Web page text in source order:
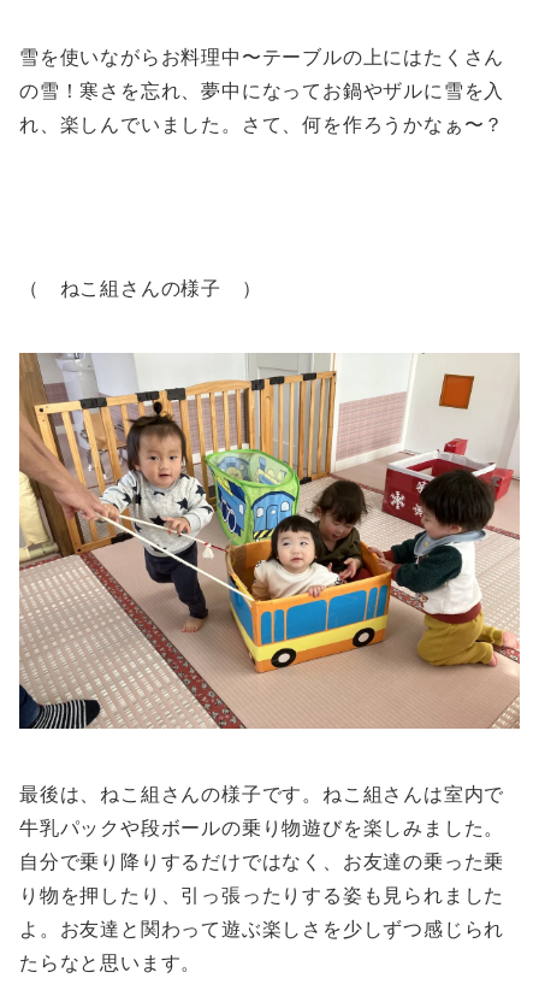
雪を使いながらお料理中〜テーブルの上にはたくさん
の雪！寒さを忘れ、夢中になってお鍋やザルに雪を入
れ、楽しんでいました。さて、何を作ろうかなぁ〜？
（ ねこ組さんの様子 ）
最後は、ねこ組さんの様子です。ねこ組さんは室内で
牛乳パックや段ボールの乗り物遊びを楽しみました。
自分で乗り降りするだけではなく、お友達の乗った乗
り物を押したり、引っ張ったりする姿も見られました
よ。お友達と関わって遊ぶ楽しさを少しずつ感じられ
たらなと思います。